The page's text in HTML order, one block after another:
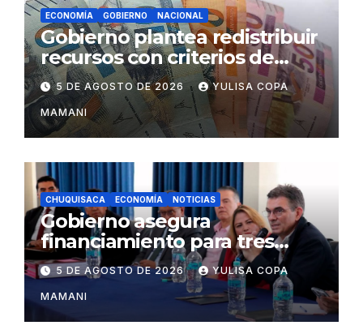
ECONOMÍA GOBIERNO NACIONAL
Gobierno plantea redistribuir
recursos con criterios de
eficiencia y esfuerzo fiscal
5 DE AGOSTO DE 2026 YULISA COPA
MAMANI
CHUQUISACA ECONOMÍA NOTICIAS
Gobierno asegura
financiamiento para tres
proyectos estratégicos de
Chuquisaca
5 DE AGOSTO DE 2026 YULISA COPA
MAMANI